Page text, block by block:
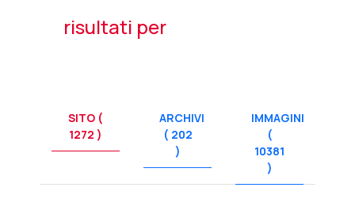
risultati per
SITO (
1272 )
ARCHIVI
( 202
)
IMMAGINI
(
10381
)